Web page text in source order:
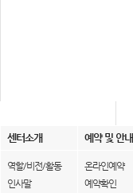
센터소개 예약 및 안내
역할/비전/활동
인사말
온라인예약
예약확인